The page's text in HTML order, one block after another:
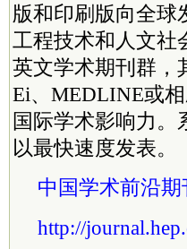
版和印刷版向全球
工程技术和人文社
英文学术期刊群，
Ei、MEDLINE或
国际学术影响力。
以最快速度发表。
中国学术前沿期
http://